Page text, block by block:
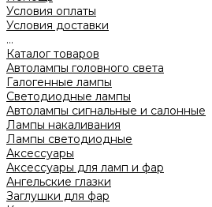
Условия оплаты
Условия доставки
...
Каталог товаров
Автолампы головного света
Галогенные лампы
Светодиодные лампы
Автолампы сигнальные и салонные
Лампы накаливания
Лампы светодиодные
Аксессуары
Аксессуары для ламп и фар
Ангельские глазки
Заглушки для фар